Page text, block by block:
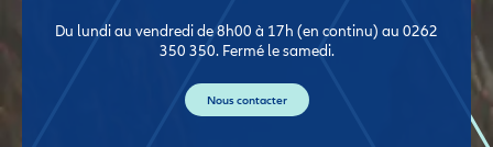
Du lundi au vendredi de 8h00 à 17h (en continu) au 0262
350 350. Fermé le samedi.
Nous contacter